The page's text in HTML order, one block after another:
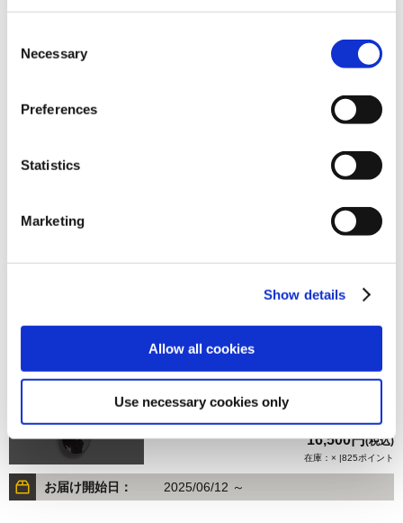
Selection
Necessary
Preferences
Statistics
Marketing
Show details
Allow all cookies
Use necessary cookies only
【オフィシャル商品】ストリートファイター6 スケートボ
在庫：× |825ポイント
【オフィシャル商品】ストリートファイター6 スケートボ
16,500円(税込)
在庫：× |825ポイント
お届け開始日： 2025/06/12 ～